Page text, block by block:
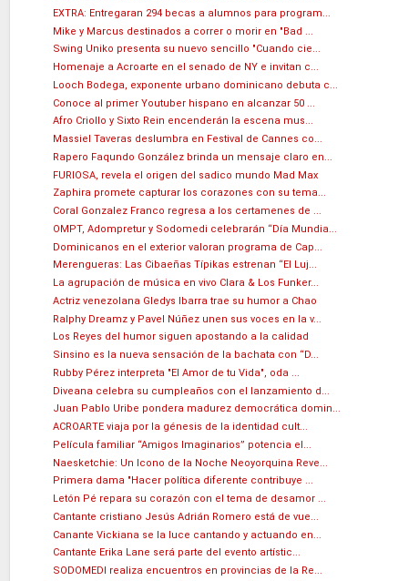
EXTRA: Entregaran 294 becas a alumnos para program...
Mike y Marcus destinados a correr o morir en "Bad ...
Swing Uniko presenta su nuevo sencillo "Cuando cie...
Homenaje a Acroarte en el senado de NY e invitan c...
Looch Bodega, exponente urbano dominicano debuta c...
Conoce al primer Youtuber hispano en alcanzar 50 ...
Afro Criollo y Sixto Rein encenderán la escena mus...
Massiel Taveras deslumbra en Festival de Cannes co...
Rapero Faqundo González brinda un mensaje claro en...
FURIOSA, revela el origen del sadico mundo Mad Max
Zaphira promete capturar los corazones con su tema...
Coral Gonzalez Franco regresa a los certamenes de ...
OMPT, Adompretur y Sodomedi celebrarán “Día Mundia...
Dominicanos en el exterior valoran programa de Cap...
Merengueras: Las Cibaeñas Típikas estrenan “El Luj...
La agrupación de música en vivo Clara & Los Funker...
Actriz venezolana Gledys Ibarra trae su humor a Chao
Ralphy Dreamz y Pavel Núñez unen sus voces en la v...
Los Reyes del humor siguen apostando a la calidad
Sinsino es la nueva sensación de la bachata con “D...
Rubby Pérez interpreta "El Amor de tu Vida", oda ...
Diveana celebra su cumpleaños con el lanzamiento d...
Juan Pablo Uribe pondera madurez democrática domin...
ACROARTE viaja por la génesis de la identidad cult...
Película familiar “Amigos Imaginarios” potencia el...
Naesketchie: Un Icono de la Noche Neoyorquina Reve...
Primera dama "Hacer política diferente contribuye ...
Letón Pé repara su corazón con el tema de desamor ...
Cantante cristiano Jesús Adrián Romero está de vue...
Canante Vickiana se la luce cantando y actuando en...
Cantante Erika Lane será parte del evento artístic...
SODOMEDI realiza encuentros en provincias de la Re...